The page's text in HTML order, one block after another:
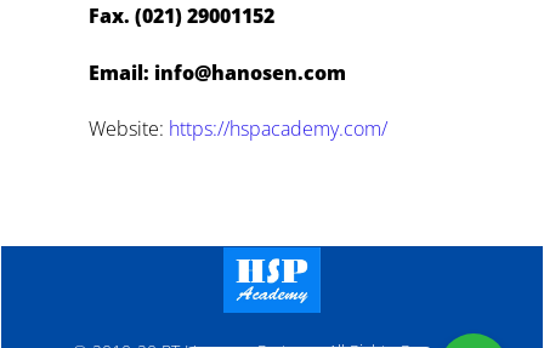
Fax. (021) 29001152
Email: info@hanosen.com
Website: https://hspacademy.com/